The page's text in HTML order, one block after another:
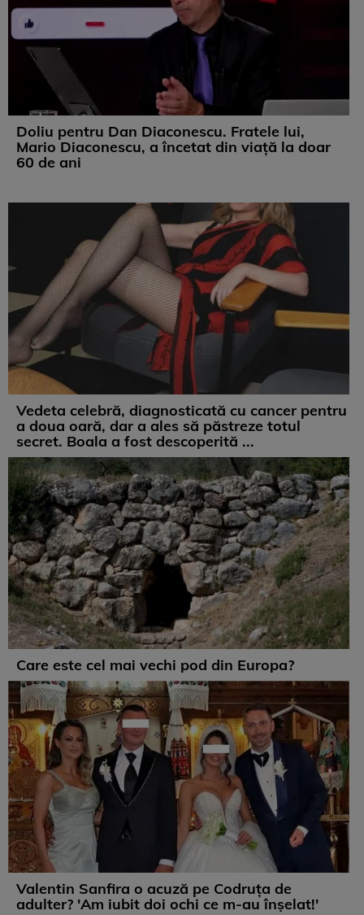
Doliu pentru Dan Diaconescu. Fratele lui,
Mario Diaconescu, a încetat din viață la doar
60 de ani
Vedeta celebră, diagnosticată cu cancer pentru
a doua oară, dar a ales să păstreze totul
secret. Boala a fost descoperită ...
Care este cel mai vechi pod din Europa?
Valentin Sanfira o acuză pe Codruța de
adulter? 'Am iubit doi ochi ce m-au înșelat!'